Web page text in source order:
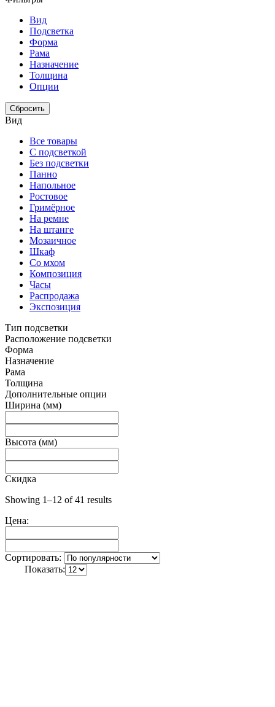
Вид
Подсветка
Форма
Рама
Назначение
Толщина
Опции
Сбросить
Вид
Все товары
С подсветкой
Без подсветки
Панно
Напольное
Ростовое
Гримёрное
На ремне
На штанге
Мозаичное
Шкаф
Со мхом
Композиция
Часы
Распродажа
Экспозиция
Тип подсветки
Расположение подсветки
Форма
Назначение
Рама
Толщина
Дополнительные опции
Ширина (мм)
Высота (мм)
Скидка
Showing 1–12 of 41 results
Цена:
Сортировать:
Показать: